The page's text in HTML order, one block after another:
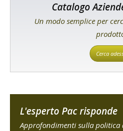
Catalogo
Un modo semplice per
Cerca
L'esperto Pac risponde
Approfondimenti sulla politica